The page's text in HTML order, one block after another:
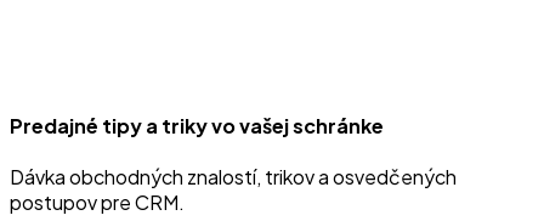
Predajné tipy a triky vo vašej schránke
Dávka obchodných znalostí, trikov a osvedčených
postupov pre CRM.